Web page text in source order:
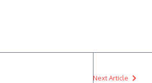
Next Article